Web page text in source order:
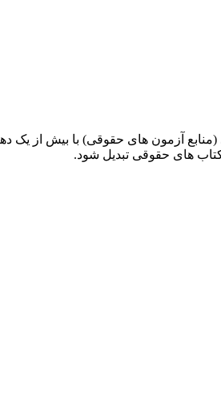
آزمون های حقوقی) با بیش از یک دهه
های حقوقی تبدیل شود.